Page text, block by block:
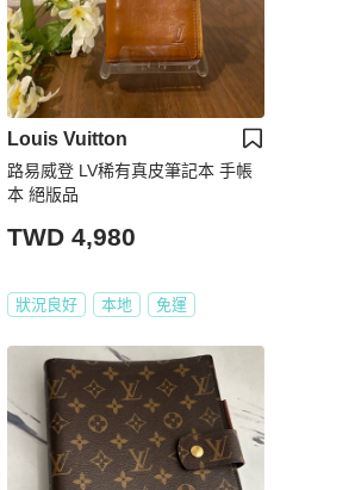
Louis Vuitton
路易威登 LV稀有真皮筆記本 手帳
本 絕版品
TWD 4,980
狀況良好 本地 免運